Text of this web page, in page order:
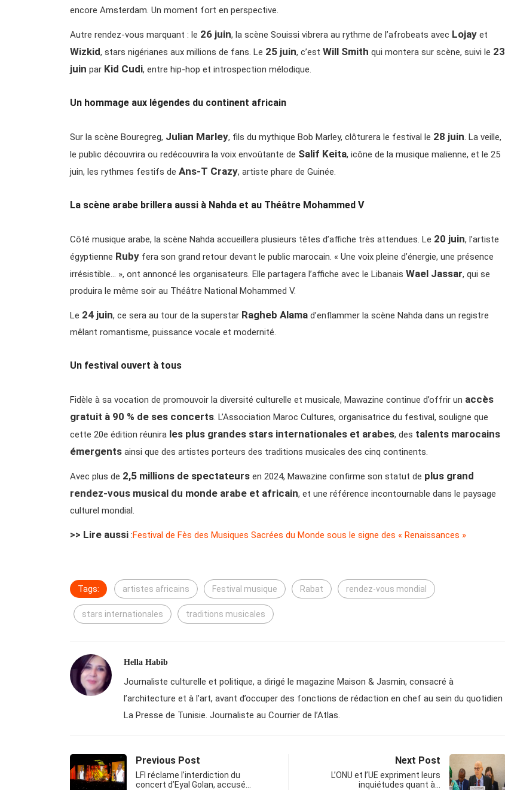
encore Amsterdam. Un moment fort en perspective.
Autre rendez-vous marquant : le 26 juin, la scène Souissi vibrera au rythme de l’afrobeats avec Lojay et
Wizkid, stars nigérianes aux millions de fans. Le 25 juin, c’est Will Smith qui montera sur scène, suivi le 23
juin par Kid Cudi, entre hip-hop et introspection mélodique.
Un hommage aux légendes du continent africain
Sur la scène Bouregreg, Julian Marley, fils du mythique Bob Marley, clôturera le festival le 28 juin. La veille,
le public découvrira ou redécouvrira la voix envoûtante de Salif Keita, icône de la musique malienne, et le 25
juin, les rythmes festifs de Ans-T Crazy, artiste phare de Guinée.
La scène arabe brillera aussi à Nahda et au Théâtre Mohammed V
Côté musique arabe, la scène Nahda accueillera plusieurs têtes d’affiche très attendues. Le 20 juin, l’artiste
égyptienne Ruby fera son grand retour devant le public marocain. « Une voix pleine d’énergie, une présence
irrésistible… », ont annoncé les organisateurs. Elle partagera l’affiche avec le Libanais Wael Jassar, qui se
produira le même soir au Théâtre National Mohammed V.
Le 24 juin, ce sera au tour de la superstar Ragheb Alama d’enflammer la scène Nahda dans un registre
mêlant romantisme, puissance vocale et modernité.
Un festival ouvert à tous
Fidèle à sa vocation de promouvoir la diversité culturelle et musicale, Mawazine continue d’offrir un accès
gratuit à 90 % de ses concerts. L’Association Maroc Cultures, organisatrice du festival, souligne que
cette 20e édition réunira les plus grandes stars internationales et arabes, des talents marocains
émergents ainsi que des artistes porteurs des traditions musicales des cinq continents.
Avec plus de 2,5 millions de spectateurs en 2024, Mawazine confirme son statut de plus grand
rendez-vous musical du monde arabe et africain, et une référence incontournable dans le paysage
culturel mondial.
>> Lire aussi :Festival de Fès des Musiques Sacrées du Monde sous le signe des « Renaissances »
Tags: artistes africains Festival musique Rabat rendez-vous mondial
stars internationales traditions musicales
Hella Habib
Journaliste culturelle et politique, a dirigé le magazine Maison & Jasmin, consacré à
l’architecture et à l’art, avant d’occuper des fonctions de rédaction en chef au sein du quotidien
La Presse de Tunisie. Journaliste au Courrier de l’Atlas.
Previous Post
LFI réclame l’interdiction du
concert d’Eyal Golan, accusé…
Next Post
L’ONU et l’UE expriment leurs
inquiétudes quant à…